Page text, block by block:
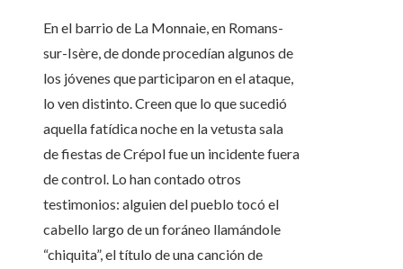
En el barrio de La Monnaie, en Romans-
sur-Isère, de donde procedían algunos de
los jóvenes que participaron en el ataque,
lo ven distinto. Creen que lo que sucedió
aquella fatídica noche en la vetusta sala
de fiestas de Crépol fue un incidente fuera
de control. Lo han contado otros
testimonios: alguien del pueblo tocó el
cabello largo de un foráneo llamándole
“chiquita”, el título de una canción de